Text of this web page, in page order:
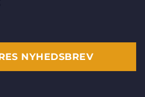
NYHEDSBREV